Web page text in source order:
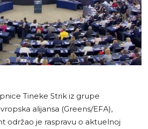
Tineke Strik iz grupe
alijansa (Greens/EFA),
održao je raspravu o aktuelnoj